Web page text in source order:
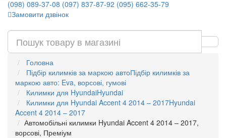
(098) 089-37-08 (097) 837-87-92 (095) 662-35-79
Замовити дзвінок
Головна
Підбір килимків за маркою автоПідбір килимків за
маркою авто: Eva, ворсові, гумові
Килимки для HyundaiHyundai
Килимки для Hyundai Accent 4 2014 – 2017Hyundai
Accent 4 2014 – 2017
Автомобільні килимки Hyundai Accent 4 2014 – 2017,
ворсові, Преміум